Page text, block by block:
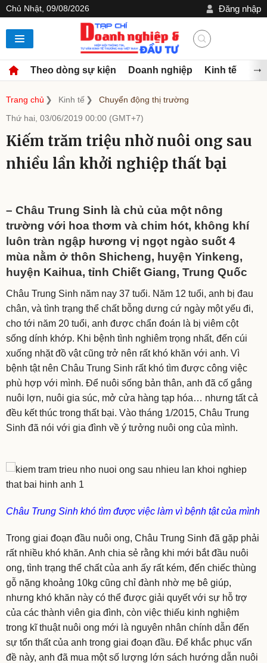
Chủ Nhật, 09/08/2026 Đăng nhập
Theo dòng sự kiện Doanh nghiệp Kinh tế
Trang chủ Kinh tế
Chuyển động thị trường
Thứ hai, 03/06/2019 00:00 (GMT+7)
Kiếm trăm triệu nhờ nuôi ong sau
nhiều lần khởi nghiệp thất bại
– Châu Trung Sinh là chủ của một nông
trường với hoa thơm và chim hót, không khí
luôn tràn ngập hương vị ngọt ngào suốt 4
mùa nằm ở thôn Shicheng, huyện Yinkeng,
huyện Kaihua, tỉnh Chiết Giang, Trung Quốc
Châu Trung Sinh năm nay 37 tuổi. Năm 12 tuổi, anh bị đau
chân, và tình trạng thể chất bỗng dưng cứ ngày một yếu đi,
cho tới năm 20 tuổi, anh được chẩn đoán là bị viêm cột
sống dính khớp. Khi bệnh tình nghiêm trọng nhất, đến cúi
xuống nhặt đồ vật cũng trở nên rất khó khăn với anh. Vì
bệnh tật nên Châu Trung Sinh rất khó tìm được công việc
phù hợp với mình. Để nuôi sống bản thân, anh đã cố gắng
nuôi lợn, nuôi gia súc, mở cửa hàng tạp hóa… nhưng tất cả
đều kết thúc trong thất bại. Vào tháng 1/2015, Châu Trung
Sinh đã nói với gia đình về ý tưởng nuôi ong của mình.
Châu Trung Sinh khó tìm được việc làm vì bệnh tật của mình
Trong giai đoạn đầu nuôi ong, Châu Trung Sinh đã gặp phải
rất nhiều khó khăn. Anh chia sẻ rằng khi mới bắt đầu nuôi
ong, tình trạng thể chất của anh ấy rất kém, đến chiếc thùng
gỗ nặng khoảng 10kg cũng chỉ đành nhờ mẹ bê giúp,
nhưng khó khăn này có thể được giải quyết với sự hỗ trợ
của các thành viên gia đình, còn việc thiếu kinh nghiệm
trong kĩ thuật nuôi ong mới là nguyên nhân chính dẫn đến
sự tổn thất của anh trong giai đoạn đầu. Để khắc phục vấn
đề này, anh đã mua một số lượng lớn sách hướng dẫn nuôi